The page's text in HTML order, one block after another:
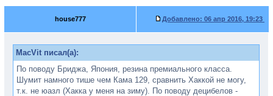
house777 Добавлено: 06 апр 2016, 19:23
MacVit писал(а):
По поводу Бриджа, Япония, резина премиального класса.
Шумит намного тише чем Кама 129, сравнить Хаккой не могу,
т.к. не юазл (Хакка у меня на зиму). По поводу децибелов -